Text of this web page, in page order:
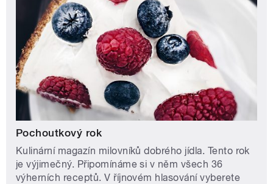
Pochoutkový rok
Kulinární magazín milovníků dobrého jídla. Tento rok
je výjimečný. Připomínáme si v něm všech 36
výherních receptů. V říjnovém hlasování vyberete